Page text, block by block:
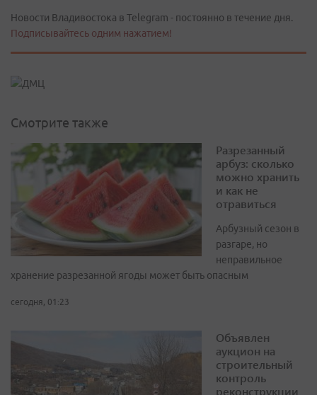
Новости Владивостока в Telegram - постоянно в течение дня.
Подписывайтесь одним нажатием!
Смотрите также
Разрезанный
арбуз: сколько
можно хранить
и как не
отравиться
Арбузный сезон в
разгаре, но
неправильное
хранение разрезанной ягоды может быть опасным
сегодня, 01:23
Объявлен
аукцион на
строительный
контроль
реконструкции